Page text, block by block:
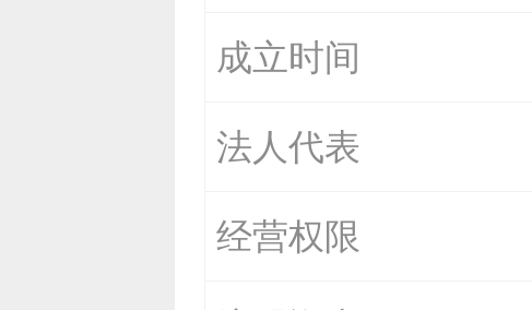
成立时间
法人代表
经营权限